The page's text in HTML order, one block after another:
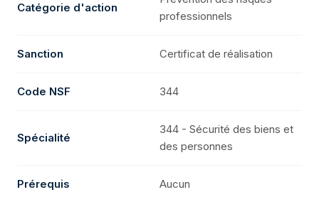
Catégorie d'action
professionnels
Sanction Certificat de réalisation
Code NSF 344
Spécialité
344 - Sécurité des biens et
des personnes
Prérequis Aucun